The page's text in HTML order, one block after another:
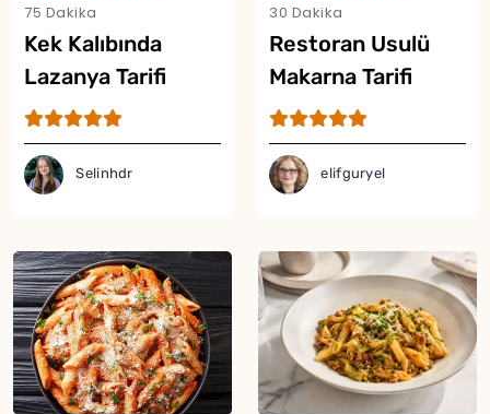
75 Dakika
Kek Kalıbında
Lazanya Tarifi
Selinhdr
30 Dakika
Restoran Usulü
Makarna Tarifi
elifguryel